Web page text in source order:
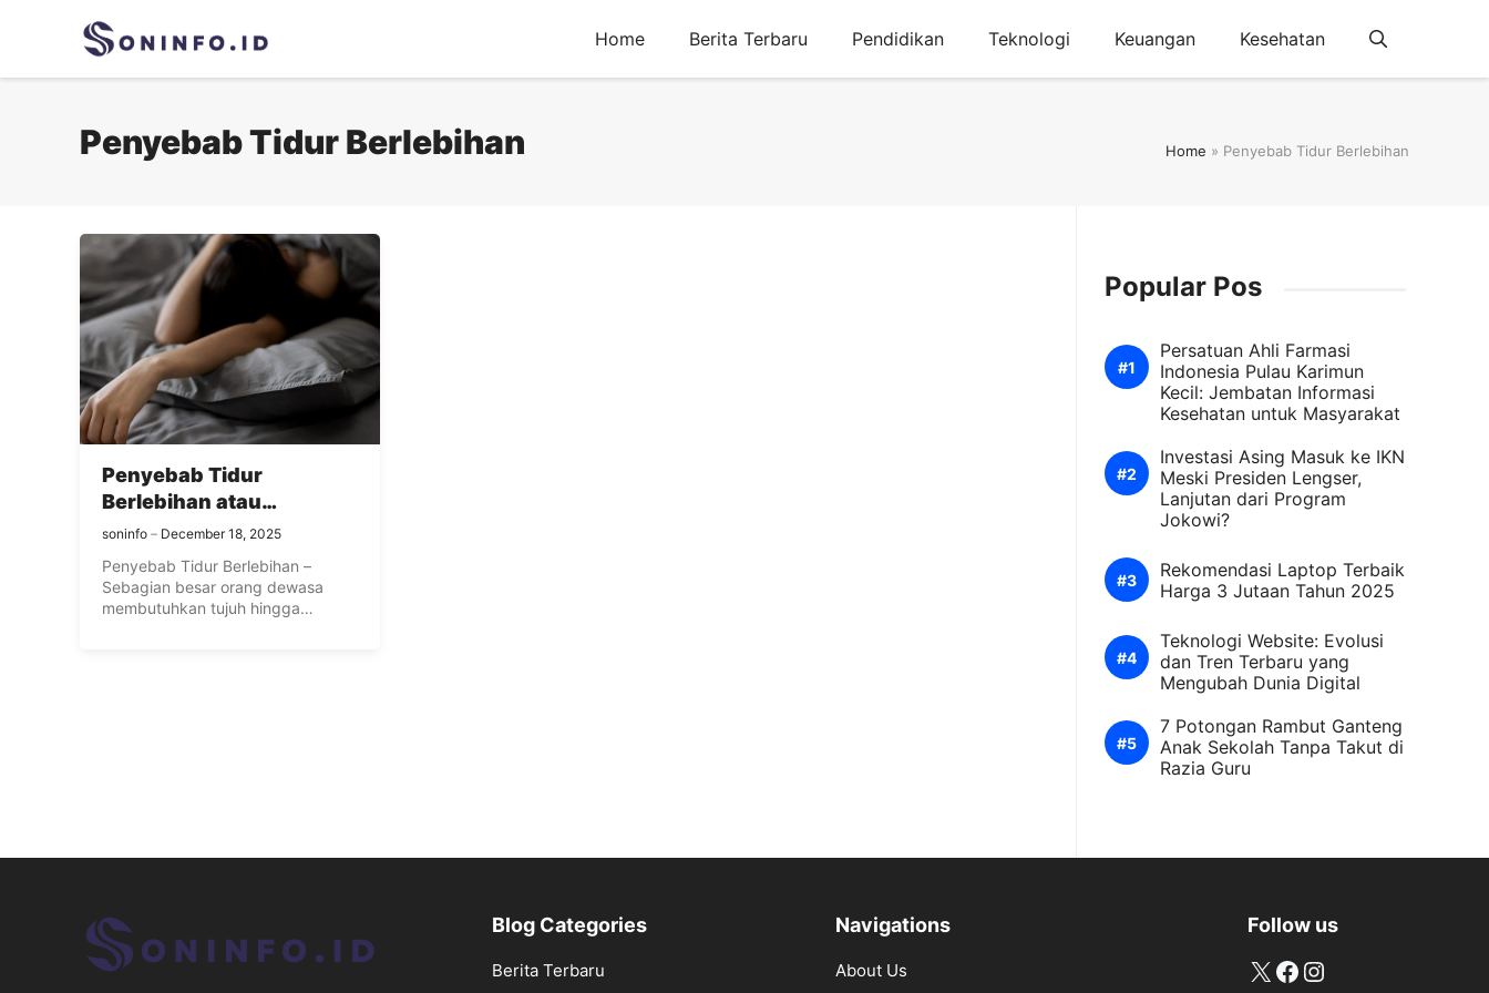
Home Berita Terbaru Pendidikan Teknologi Keuangan Kesehatan
Penyebab Tidur Berlebihan Home » Penyebab Tidur Berlebihan
Penyebab Tidur
Berlebihan atau
Hypersomnia
soninfo December 18, 2025
Penyebab Tidur Berlebihan –
Sebagian besar orang dewasa
membutuhkan tujuh hingga
Popular Pos
Persatuan Ahli Farmasi
Indonesia Pulau Karimun
Kecil: Jembatan Informasi
Kesehatan untuk Masyarakat
Investasi Asing Masuk ke IKN
Meski Presiden Lengser,
Lanjutan dari Program
Jokowi?
Rekomendasi Laptop Terbaik
Harga 3 Jutaan Tahun 2025
Teknologi Website: Evolusi
dan Tren Terbaru yang
Mengubah Dunia Digital
7 Potongan Rambut Ganteng
Anak Sekolah Tanpa Takut di
Razia Guru
Blog Categories
Berita Terbaru
Navigations
About Us
Follow us
X Facebook
Instagram